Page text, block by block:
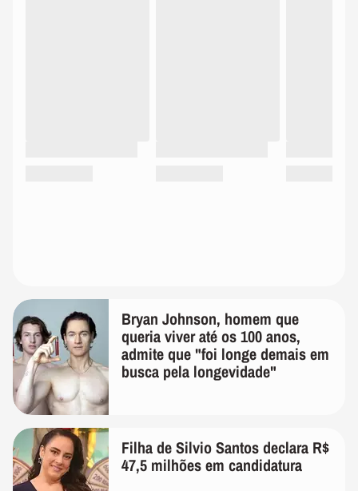
Bryan Johnson, homem que
queria viver até os 100 anos,
admite que "foi longe demais em
busca pela longevidade"
Filha de Silvio Santos declara R$
47,5 milhões em candidatura